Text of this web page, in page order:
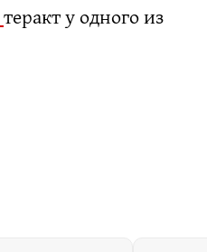
теракт у одного из